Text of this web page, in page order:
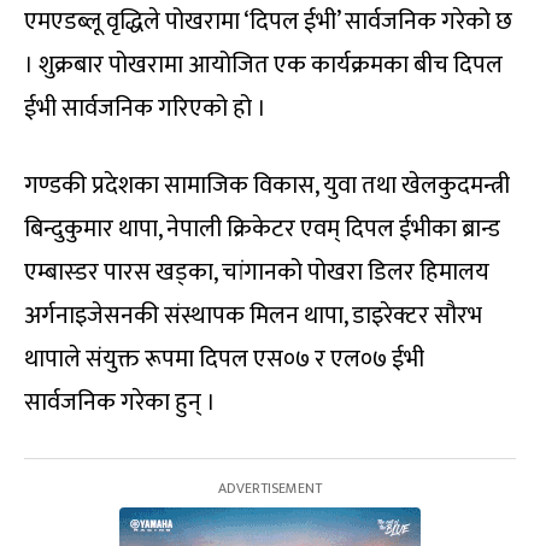
एमएडब्लू वृद्धिले पोखरामा ‘दिपल ईभी’ सार्वजनिक गरेको छ
। शुक्रबार पोखरामा आयोजित एक कार्यक्रमका बीच दिपल
ईभी सार्वजनिक गरिएको हो ।
गण्डकी प्रदेशका सामाजिक विकास, युवा तथा खेलकुदमन्त्री
बिन्दुकुमार थापा, नेपाली क्रिकेटर एवम् दिपल ईभीका ब्रान्ड
एम्बास्डर पारस खड्का, चांगानको पोखरा डिलर हिमालय
अर्गनाइजेसनकी संस्थापक मिलन थापा, डाइरेक्टर सौरभ
थापाले संयुक्त रूपमा दिपल एस०७ र एल०७ ईभी
सार्वजनिक गरेका हुन् ।